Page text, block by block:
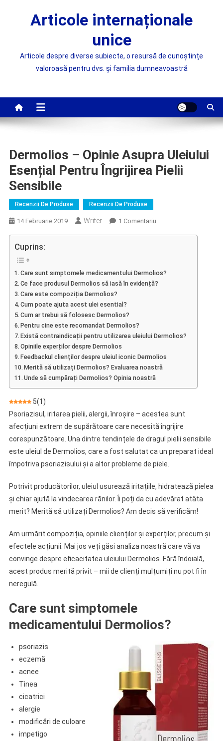
Articole internaționale
unice
Articole despre diverse subiecte, o resursă de cunoștințe
valoroasă pentru dvs. și familia dumneavoastră
Dermolios – Opinie Asupra Uleiului
Esențial Pentru Îngrijirea Pielii
Sensibile
Recenzii De Produse Recenzii De Produse
14 Februarie 2019 Writer 1 ComentariuLa
Sensibile
Cuprins:
Care sunt simptomele medicamentului Dermolios?
Ce face produsul Dermolios să iasă în evidență?
Care este compoziția Dermolios?
Cum poate ajuta acest ulei esential?
Cum ar trebui să folosesc Dermolios?
Pentru cine este recomandat Dermolios?
Există contraindicații pentru utilizarea uleiului Dermolios?
Opiniile experților despre Dermolios
Feedbackul clienților despre uleiul iconic Dermolios
Merită să utilizați Dermolios? Evaluarea noastră
Unde să cumpărați Dermolios? Opinia noastră
5(1 )
Psoriazisul, iritarea pielii, alergii, înroșire – acestea sunt
afecțiuni extrem de supărătoare care necesită îngrijire
corespunzătoare. Una dintre tendințele de dragul pielii sensibile
este uleiul de Dermolios, care a fost salutat ca un preparat ideal
împotriva psoriazisului și a altor probleme de piele.
Potrivit producătorilor, uleiul usurează iritațiile, hidratează pielea
și chiar ajută la vindecarea rănilor. Îi poți da cu adevărat atâta
merit? Merită să utilizați Dermolios? Am decis să verificăm!
Am urmărit compoziția, opiniile clienților și experților, precum și
efectele acțiunii. Mai jos veți găsi analiza noastră care vă va
convinge despre eficacitatea uleiului Dermolios. Fără îndoială,
acest produs merită privit – mii de clienți mulțumiți nu pot fi în
neregulă.
Care sunt simptomele
medicamentului Dermolios?
psoriazis
eczemă
acnee
Tinea
cicatrici
alergie
modificări de culoare
impetigo